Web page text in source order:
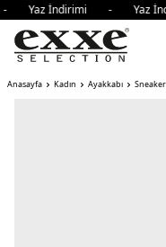
Yaz İndirimi -
Anasayfa Kadın Ayakkabı Sneaker